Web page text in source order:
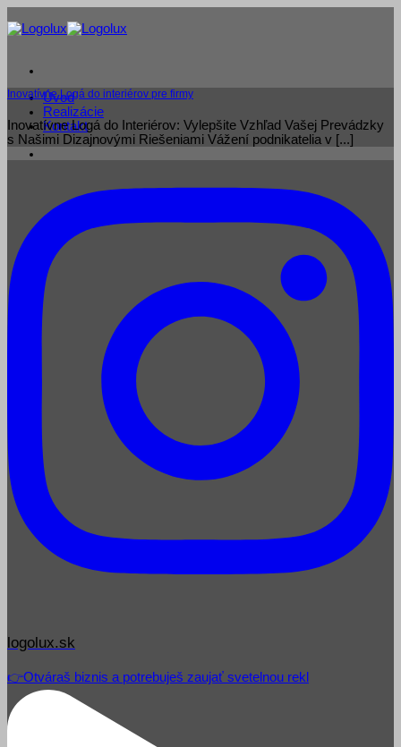
to
Úvod
Realizácie
Kontakt
Inovatívne Logá do interiérov pre firmy
Inovatívne Logá do Interiérov: Vylepšite Vzhľad Vašej Prevádzky
s Našimi Dizajnovými Riešeniami Vážení podnikatelia v [...]
logolux.sk
👉Otváraš biznis a potrebuješ zaujať svetelnou rekl